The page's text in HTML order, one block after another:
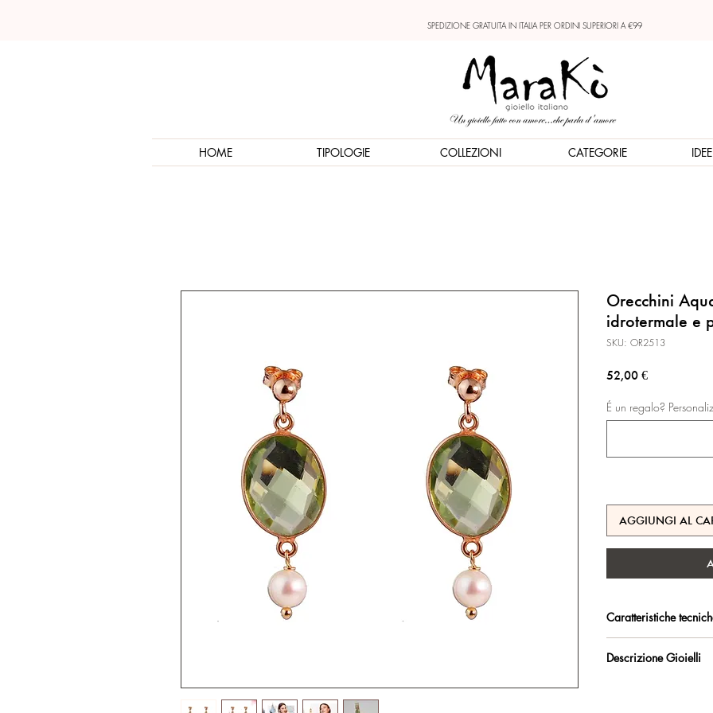
SPEDIZIONE GRATUITA IN ITALIA PER ORDINI SUPERIORI A €99
HOME TIPOLOGIE COLLEZIONI CATEGORIE
Orecchini
idrotermale e
SKU: OR2513
52,00 €Prezzo
É un regalo?
AGGIUNGI AL
Caratteristiche
trattamento
Descrizione Gioielli